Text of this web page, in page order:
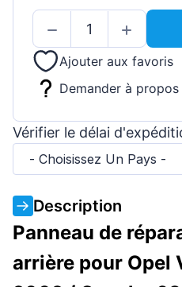
Ajouter aux favoris
Demander à
Vérifier le délai
- Choisissez Un Pays -
Description
Panneau de
arrière pour Opel